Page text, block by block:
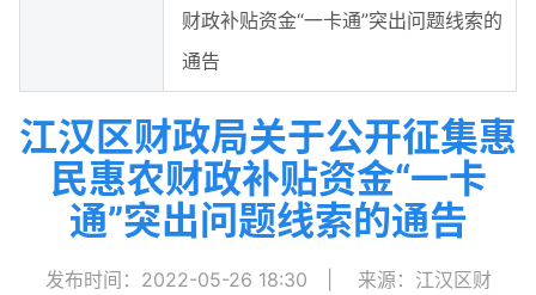
财政补贴资金“一卡通”突出问题线索的
通告
江汉区财政局关于公开征集惠
民惠农财政补贴资金“一卡
通”突出问题线索的通告
发布时间：2022-05-26 18:30
来源：江汉区财